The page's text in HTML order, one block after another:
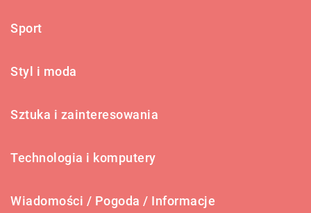
Sport
Styl i moda
Sztuka i zainteresowania
Technologia i komputery
Wiadomości / Pogoda / Informacje